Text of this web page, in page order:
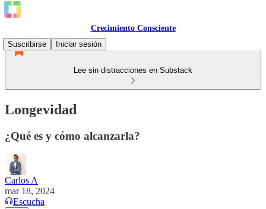
Crecimiento Consciente
Suscribirse
Iniciar sesión
Lee sin distracciones en Substack
Longevidad
¿Qué es y cómo alcanzarla?
Carlos A
mar 18, 2024
Escucha